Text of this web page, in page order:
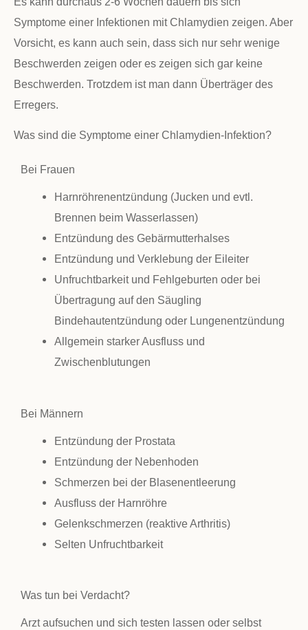
Symptome einer Infektionen mit Chlamydien zeigen. Aber
Vorsicht, es kann auch sein, dass sich nur sehr wenige
Beschwerden zeigen oder es zeigen sich gar keine
Beschwerden. Trotzdem ist man dann Überträger des
Erregers.
Was sind die Symptome einer Chlamydien-Infektion?
Bei Frauen
Harnröhrenentzündung (Jucken und evtl.
Brennen beim Wasserlassen)
Entzündung des Gebärmutterhalses
Entzündung und Verklebung der Eileiter
Unfruchtbarkeit und Fehlgeburten oder bei
Übertragung auf den Säugling
Bindehautentzündung oder Lungenentzündung
Allgemein starker Ausfluss und
Zwischenblutungen
Bei Männern
Entzündung der Prostata
Entzündung der Nebenhoden
Schmerzen bei der Blasenentleerung
Ausfluss der Harnröhre
Gelenkschmerzen (reaktive Arthritis)
Selten Unfruchtbarkeit
Was tun bei Verdacht?
Arzt aufsuchen und sich testen lassen oder selbst